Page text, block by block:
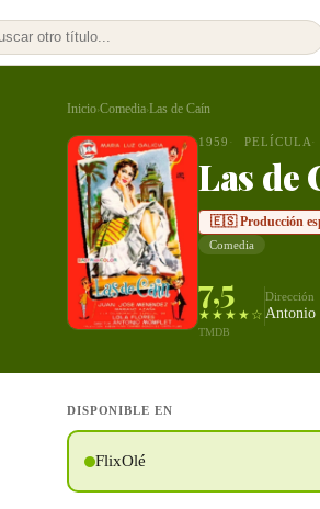
Inicio›Comedia›Las de Caín
1959 PELÍCULA
Las de
🇪🇸 Producción
Comedia
7,5
★★★★☆
TMDB
Dirección
Antonio
DISPONIBLE EN
FlixOlé